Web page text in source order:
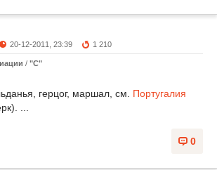
20-12-2011, 23:39 1 210
/ "С"
герцог, маршал, см. Португалия
...
0